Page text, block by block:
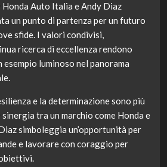
Auto Italia e Andy Diaz
un punto di partenza per un futuro
sfide. I valori condivisi,
ricerca di eccellenza rendono
luminoso nel panorama
e la determinazione sono più
sinergia tra un marchio come Honda e
simboleggia un’opportunità per
e lavorare con coraggio per